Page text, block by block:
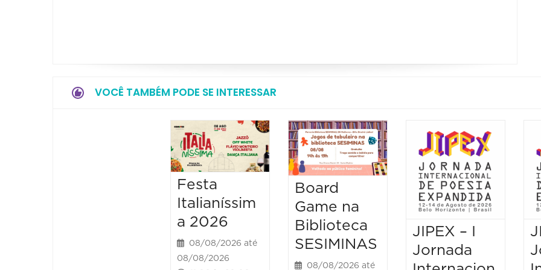
VOCÊ TAMBÉM PODE SE INTERESSAR
Festa
Italianíssim
a 2026
08/08/2026 até
08/08/2026
Board
Game na
Biblioteca
SESIMINAS
08/08/2026 até
JIPEX – I
Jornada